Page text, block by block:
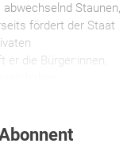
Staunen,
fördert der Staat
die Bürger:innen,